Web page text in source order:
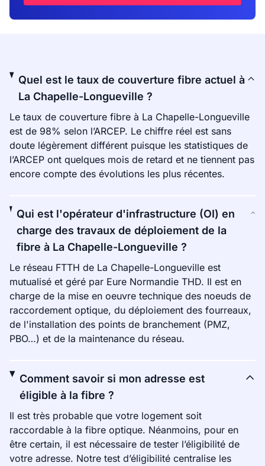
Quel est le taux de couverture fibre actuel à
La Chapelle-Longueville ?
Le taux de couverture fibre à La Chapelle-Longueville
est de 98% selon l’ARCEP. Le chiffre réel est sans
doute légèrement différent puisque les statistiques de
l’ARCEP ont quelques mois de retard et ne tiennent pas
encore compte des évolutions les plus récentes.
Qui est l'opérateur d'infrastructure (OI) en
charge des travaux de déploiement de la
fibre à La Chapelle-Longueville ?
Le réseau FTTH de La Chapelle-Longueville est
mutualisé et géré par Eure Normandie THD. Il est en
charge de la mise en oeuvre technique des noeuds de
raccordement optique, du déploiement des fourreaux,
de l'installation des points de branchement (PMZ,
PBO…) et de la maintenance du réseau.
Comment savoir si mon adresse est
éligible à la fibre ?
Il est très probable que votre logement soit
raccordable à la fibre optique. Néanmoins, pour en
être certain, il est nécessaire de tester l’éligibilité de
votre adresse. Notre test d’éligibilité centralise les